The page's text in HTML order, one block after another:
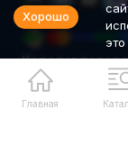
Главная
Каталог
Компания
Информация
Хорошо